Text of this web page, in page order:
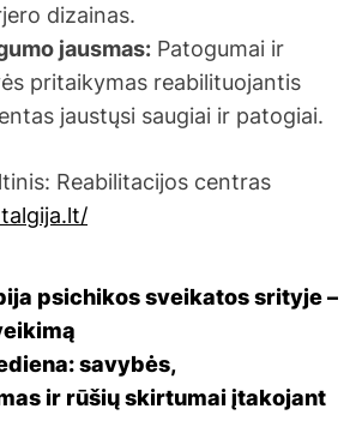
dizainas.
jausmas: Patogumai ir
pritaikymas reabilituojantis
jaustųsi saugiai ir patogiai.
Reabilitacijos centras
psichikos sveikatos srityje –
savybės,
ir rūšių skirtumai įtakojant